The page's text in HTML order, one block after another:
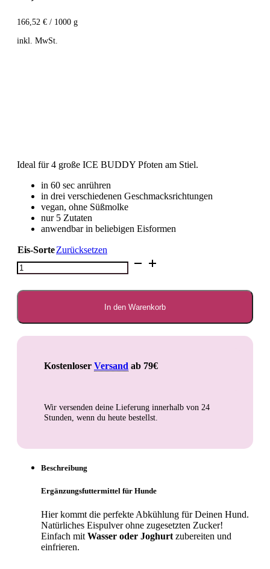
166,52 € / 1000 g
inkl. MwSt.
Ideal für 4 große ICE BUDDY Pfoten am Stiel.
in 60 sec anrühren
in drei verschiedenen Geschmacksrichtungen
vegan, ohne Süßmolke
nur 5 Zutaten
anwendbar in beliebigen Eisformen
Eis-SorteZurücksetzen
Eis
für
Menge
In den Warenkorb
Kostenloser Versand ab 79€
Wir versenden deine Lieferung innerhalb von 24
Stunden , wenn du heute bestellst.
Beschreibung
Ergänzungsfuttermittel für Hunde
Hier kommt die perfekte Abkühlung für Deinen Hund.
Natürliches Eispulver ohne zugesetzten Zucker!
Einfach mit Wasser oder Joghurt zubereiten und
einfrieren.